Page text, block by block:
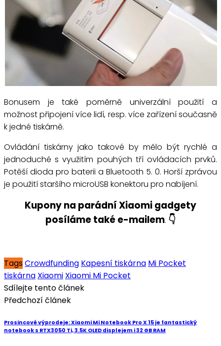
Bonusem je také poměrně univerzální použití a
možnost připojení více lidí, resp. více zařízení současně
k jedné tiskárně.
Ovládání tiskárny jako takové by mělo být rychlé a
jednoduché s využitím pouhých tří ovládacích prvků.
Potěší dioda pro baterii a Bluetooth 5. 0. Horší zprávou
je použití staršího microUSB konektoru pro nabíjení.
Kupony na parádní Xiaomi gadgety
posíláme také e-mailem. 👇
TagsCrowdfunding Kapesní tiskárna Mi Pocket
tiskárna Xiaomi Xiaomi Mi Pocket
Sdílejte tento článek
Předchozí článek
Prosincové výprodeje: Xiaomi Mi Notebook Pro X 15 je fantastický
notebook s RTX3050 Ti, 3.5K OLED displejem i 32 GB RAM